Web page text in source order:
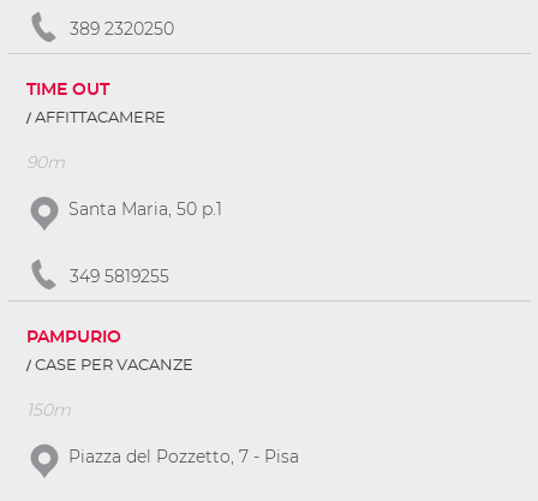
389 2320250
TIME OUT
AFFITTACAMERE
90m
Santa Maria, 50 p.1
349 5819255
PAMPURIO
CASE PER VACANZE
150m
Piazza del Pozzetto, 7 - Pisa